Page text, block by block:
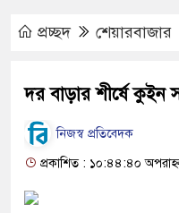
প্রচ্ছদ শেয়ারবাজার
দর বাড়ার শীর্ষে কুইন
নিজস্ব প্রতিবেদক
প্রকাশিত : ১০:৪৪:৪০